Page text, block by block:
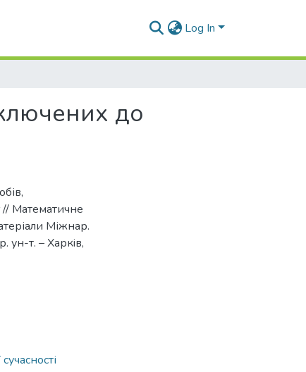
Log In
до
Математичне
Міжнар.
ун-т. – Харкiв,